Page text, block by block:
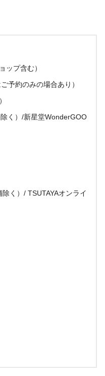
ップ含む）
予約のみの場合あり）
く）/新星堂WonderGOO
く）/ TSUTAYAオンライ